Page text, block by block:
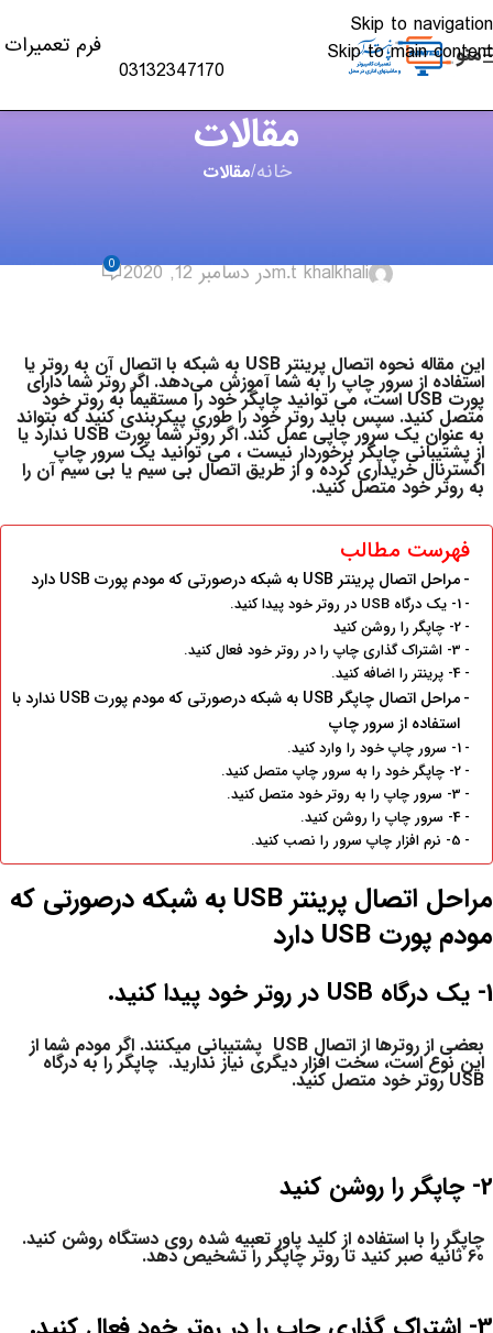
Skip to navigation
Skip to main content
منو
03132347170
فرم تعمیرات
مقالات
خانه/مقالات
m.t khalkhaliدر دسامبر 12, 2020 0
این مقاله نحوه اتصال پرینتر USB به شبکه با اتصال آن به روتر یا
استفاده از سرور چاپ را به شما آموزش می‌دهد. اگر روتر شما دارای
پورت USB است، می توانید چاپگر خود را مستقیماً به روتر خود
متصل کنید. سپس باید روتر خود را طوری پیکربندی کنید که بتواند
به عنوان یک سرور چاپی عمل کند. اگر روتر شما پورت USB ندارد یا
از پشتیبانی چاپگر برخوردار نیست ، می توانید یک سرور چاپ
اکسترنال خریداری کرده و از طریق اتصال بی سیم یا بی سیم آن را
به روتر خود متصل کنید.
فهرست مطالب
مراحل اتصال پرینتر USB به شبکه درصورتی که مودم پورت USB دارد
1- یک درگاه USB در روتر خود پیدا کنید.
2- چاپگر را روشن کنید
3- اشتراک گذاری چاپ را در روتر خود فعال کنید.
4- پرینتر را اضافه کنید.
مراحل اتصال چاپگر USB به شبکه درصورتی که مودم پورت USB ندارد با
استفاده از سرور چاپ
1- سرور چاپ خود را وارد کنید.
2- چاپگر خود را به سرور چاپ متصل کنید.
3- سرور چاپ را به روتر خود متصل کنید.
4- سرور چاپ را روشن کنید.
5- نرم افزار چاپ سرور را نصب کنید.
مراحل اتصال پرینتر USB به شبکه درصورتی که
مودم پورت USB دارد
1- یک درگاه USB در روتر خود پیدا کنید.
بعضی از روترها از اتصال USB پشتیبانی میکنند. اگر مودم شما از
این نوع است، سخت افزار دیگری نیاز ندارید. چاپگر را به درگاه
USB روتر خود متصل کنید.
2- چاپگر را روشن کنید
چاپگر را با استفاده از کلید پاور تعبیه شده روی دستگاه روشن کنید.
60 ثانیه صبر کنید تا روتر چاپگر را تشخیص دهد.